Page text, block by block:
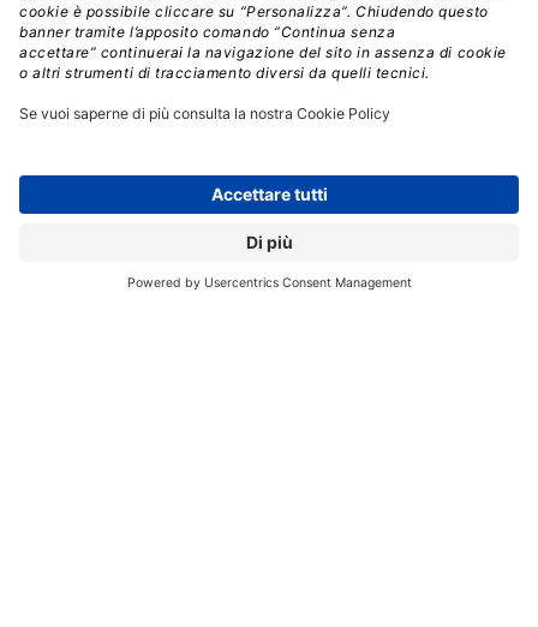
riguarderà soprattutto l’ambito oncologico (ad esempio
le patologie non esaminabili con tracciante Fdg, come il
tumore del rene) ma anche i processiinfiammatori e
le malattie autoimmuni.
Tra le principali applicazioni cliniche e di ricerca
l’identificazione dei residui tumorali
esempio in caso di mielomi e linfomi), la diagnosi di